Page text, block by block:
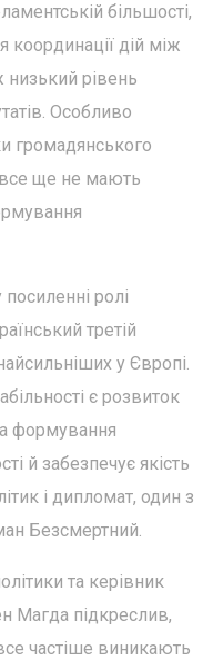
більшості,
координації дій між
рівень
Особливо
громадянського
все ще не мають
ролі
третій
у Європі.
є розвиток
формування
й забезпечує якість
і дипломат, один з
Безсмертний.
та керівник
Магда підкреслив,
частіше виникають